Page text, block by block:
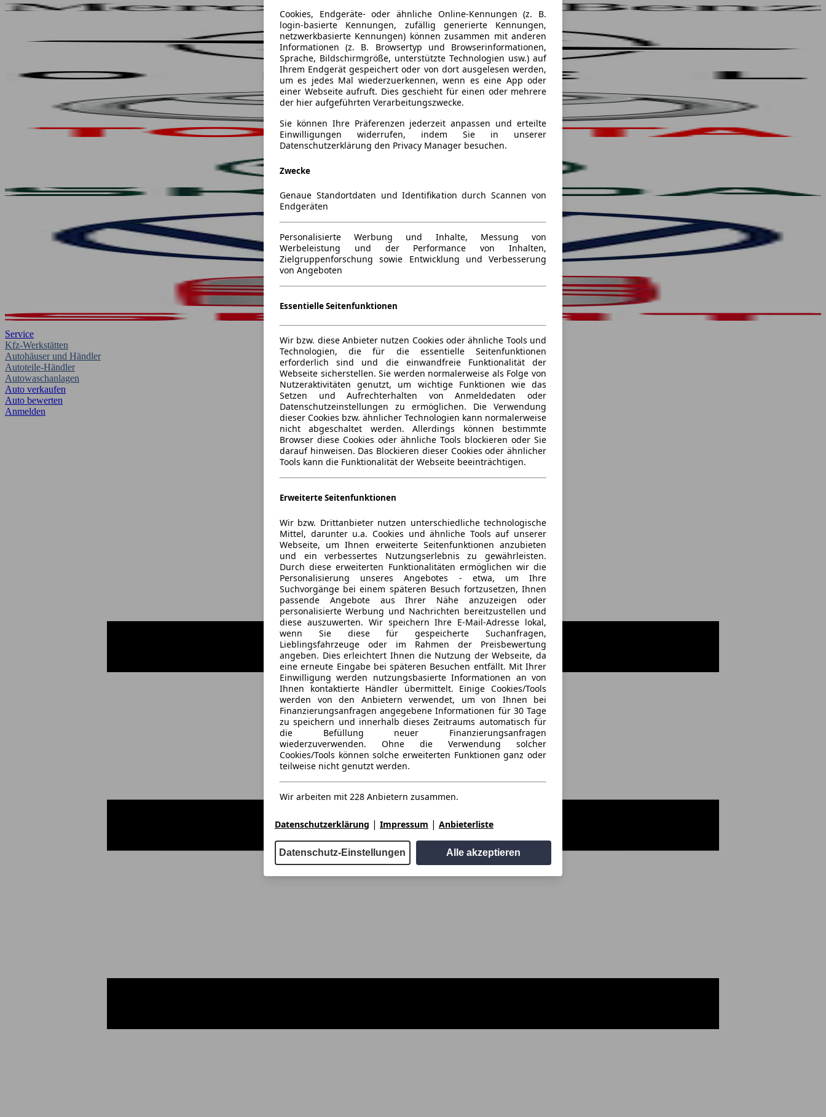
Service
Kfz-Werkstätten
Autohäuser und Händler
Autoteile-Händler
Autowaschanlagen
Auto verkaufen
Auto bewerten
Anmelden
Cookies, Endgeräte- oder ähnliche Online-Kennungen (z. B.
login-basierte Kennungen, zufällig generierte Kennungen,
netzwerkbasierte Kennungen) können zusammen mit anderen
Informationen (z. B. Browsertyp und Browserinformationen,
Sprache, Bildschirmgröße, unterstützte Technologien usw.) auf
Ihrem Endgerät gespeichert oder von dort ausgelesen werden,
um es jedes Mal wiederzuerkennen, wenn es eine App oder
einer Webseite aufruft. Dies geschieht für einen oder mehrere
der hier aufgeführten Verarbeitungszwecke.
Sie können Ihre Präferenzen jederzeit anpassen und erteilte
Einwilligungen widerrufen, indem Sie in unserer
Datenschutzerklärung den Privacy Manager besuchen.
Zwecke
Genaue Standortdaten und Identifikation durch Scannen von
Endgeräten
Personalisierte Werbung und Inhalte, Messung von
Werbeleistung und der Performance von Inhalten,
Zielgruppenforschung sowie Entwicklung und Verbesserung
von Angeboten
Essentielle Seitenfunktionen
Wir bzw. diese Anbieter nutzen Cookies oder ähnliche Tools und
Technologien, die für die essentielle Seitenfunktionen
erforderlich sind und die einwandfreie Funktionalität der
Webseite sicherstellen. Sie werden normalerweise als Folge von
Nutzeraktivitäten genutzt, um wichtige Funktionen wie das
Setzen und Aufrechterhalten von Anmeldedaten oder
Datenschutzeinstellungen zu ermöglichen. Die Verwendung
dieser Cookies bzw. ähnlicher Technologien kann normalerweise
nicht abgeschaltet werden. Allerdings können bestimmte
Browser diese Cookies oder ähnliche Tools blockieren oder Sie
darauf hinweisen. Das Blockieren dieser Cookies oder ähnlicher
Tools kann die Funktionalität der Webseite beeinträchtigen.
Erweiterte Seitenfunktionen
Wir bzw. Drittanbieter nutzen unterschiedliche technologische
Mittel, darunter u.a. Cookies und ähnliche Tools auf unserer
Webseite, um Ihnen erweiterte Seitenfunktionen anzubieten
und ein verbessertes Nutzungserlebnis zu gewährleisten.
Durch diese erweiterten Funktionalitäten ermöglichen wir die
Personalisierung unseres Angebotes - etwa, um Ihre
Suchvorgänge bei einem späteren Besuch fortzusetzen, Ihnen
passende Angebote aus Ihrer Nähe anzuzeigen oder
personalisierte Werbung und Nachrichten bereitzustellen und
diese auszuwerten. Wir speichern Ihre E-Mail-Adresse lokal,
wenn Sie diese für gespeicherte Suchanfragen,
Lieblingsfahrzeuge oder im Rahmen der Preisbewertung
angeben. Dies erleichtert Ihnen die Nutzung der Webseite, da
eine erneute Eingabe bei späteren Besuchen entfällt. Mit Ihrer
Einwilligung werden nutzungsbasierte Informationen an von
Ihnen kontaktierte Händler übermittelt. Einige Cookies/Tools
werden von den Anbietern verwendet, um von Ihnen bei
Finanzierungsanfragen angegebene Informationen für 30 Tage
zu speichern und innerhalb dieses Zeitraums automatisch für
die Befüllung neuer Finanzierungsanfragen
wiederzuverwenden. Ohne die Verwendung solcher
Cookies/Tools können solche erweiterten Funktionen ganz oder
teilweise nicht genutzt werden.
Wir arbeiten mit 228 Anbietern zusammen.
Datenschutzerklärung | Impressum | Anbieterliste
Datenschutz-Einstellungen Alle akzeptieren